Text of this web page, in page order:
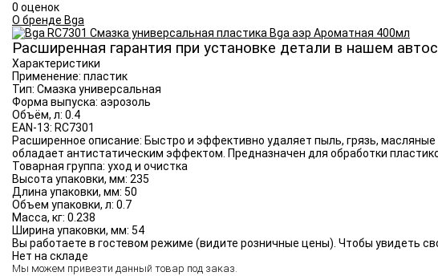
0 оценок
О бренде Bga
Расширенная гарантия при установке детали в нашем
Характеристики
Применение: пластик
Тип: Смазка универсальная
Форма выпуска: аэрозоль
Объём, л: 0.4
EAN-13: RC7301
Расширенное описание: Быстро и эффективно удаляет пыль, грязь,
обладает антистатическим эффектом. Предназначен для обработки
Товарная группа: уход и очистка
Высота упаковки, мм: 235
Длина упаковки, мм: 50
Объем упаковки, л: 0.7
Масса, кг: 0.238
Ширина упаковки, мм: 54
Вы работаете в гостевом режиме (видите розничные цены). Чтобы увидеть
Нет на складе
Мы можем привезти данный товар под заказ.